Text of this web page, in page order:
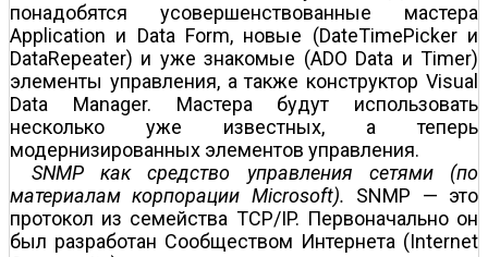
понадобятся усовершенствованные мастера
Application и Data Form, новые (DateTimePicker и
DataRepeater) и уже знакомые (ADO Data и Timer)
элементы управления, а также конструктор Visual
Data Manager. Мастера будут использовать
несколько уже известных, а теперь
модернизированных элементов управления.
SNMP как средство управления сетями (по
материалам корпорации Microsoft). SNMP — это
протокол из семейства TCP/IP. Первоначально он
был разработан Сообществом Интернета (Internet